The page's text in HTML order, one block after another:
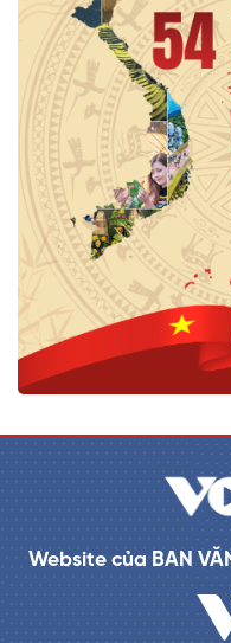
Website của BAN